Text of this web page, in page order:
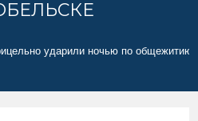
ударили ночью по общежитию